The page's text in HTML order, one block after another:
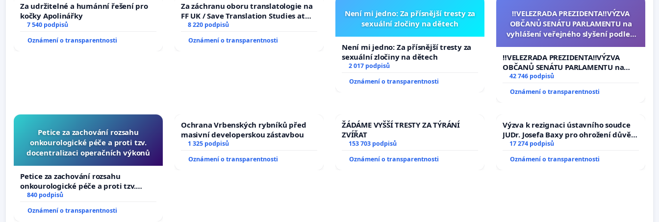
Za udržitelné a humánní řešení pro
kočky Apolinářky
7 540 podpisů
Oznámení o transparentnosti
Za záchranu oboru translatologie na
FF UK / Save Translation Studies at
the Faculty of Arts, Charles
8 220 podpisů
Oznámení o transparentnosti
Není mi jedno: Za přísnější tresty za
sexuální zločiny na dětech
Není mi jedno: Za přísnější tresty za
sexuální zločiny na dětech
2 017 podpisů
Oznámení o transparentnosti
‼️VELEZRADA PREZIDENTA‼️VÝZVA
OBČANŮ SENÁTU PARLAMENTU na
vyhlášení veřejného slyšení podle §
na přijetí usnesení k podání ústavní
žaloby na prezidenta republiky
‼️VELEZRADA PREZIDENTA‼️VÝZVA
OBČANŮ SENÁTU PARLAMENTU na
vyhlášení veřejného slyšení podle §
na přijetí usnesení k podání ústavní
42 746 podpisů
Oznámení o transparentnosti
Petice za zachování rozsahu
onkourologické péče a proti tzv.
docentralizaci operačních výkonů
Petice za zachování rozsahu
onkourologické péče a proti tzv.
docentralizaci operačních výkonů
840 podpisů
Oznámení o transparentnosti
Ochrana Vrbenských rybníků před
masivní developerskou zástavbou
1 325 podpisů
Oznámení o transparentnosti
ŽÁDÁME VYŠŠÍ TRESTY ZA TÝRÁNÍ
ZVÍŘAT
153 703 podpisů
Oznámení o transparentnosti
Výzva k rezignaci ústavního soudce
JUDr. Josefa Baxy pro ohrožení důvěry
ve spravedlivý proces
17 274 podpisů
Oznámení o transparentnosti